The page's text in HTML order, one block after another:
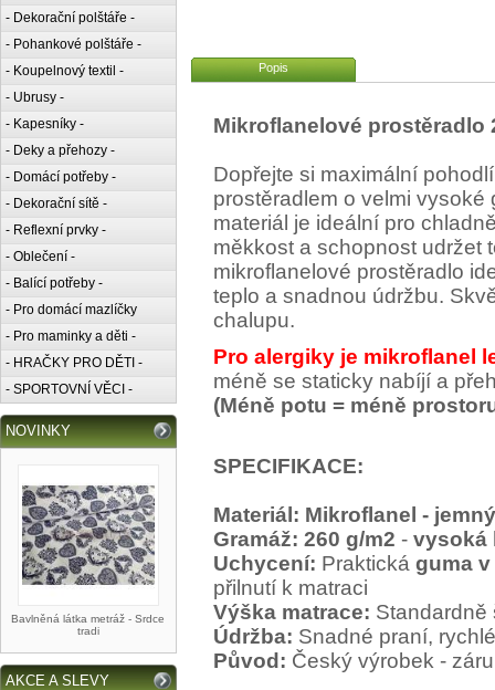
- Dekorační polštáře -
- Pohankové polštáře -
- Koupelnový textil -
- Ubrusy -
- Kapesníky -
- Deky a přehozy -
- Domácí potřeby -
- Dekorační sítě -
- Reflexní prvky -
- Oblečení -
- Balící potřeby -
- Pro domácí mazlíčky
- Pro maminky a děti -
- HRAČKY PRO DĚTI -
- SPORTOVNÍ VĚCI -
NOVINKY
Bavlněná látka metráž - Srdce
tradi
AKCE A SLEVY
Popis
Mikroflanelové prostěradlo
Dopřejte si maximální
prostěradlem o velmi vysoké
materiál je ideální pro
měkkost a schopnost udržet
mikroflanelové prostěradlo
teplo a snadnou údržbu.
chalupu.
Pro alergiky je mikroflanel
méně se staticky nabíjí a
(Méně potu = méně
SPECIFIKACE:
Materiál: Mikroflanel -
Gramáž: 260 g/m2 - vysoká
Uchycení: Praktická guma
přilnutí k matraci
Výška matrace: Standardně
Údržba: Snadné praní,
Původ: Český výrobek -